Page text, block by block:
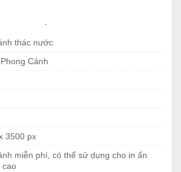
.
thác nước
Cảnh
3500 px
miễn phí, có thể sử dụng cho in ấn
cao